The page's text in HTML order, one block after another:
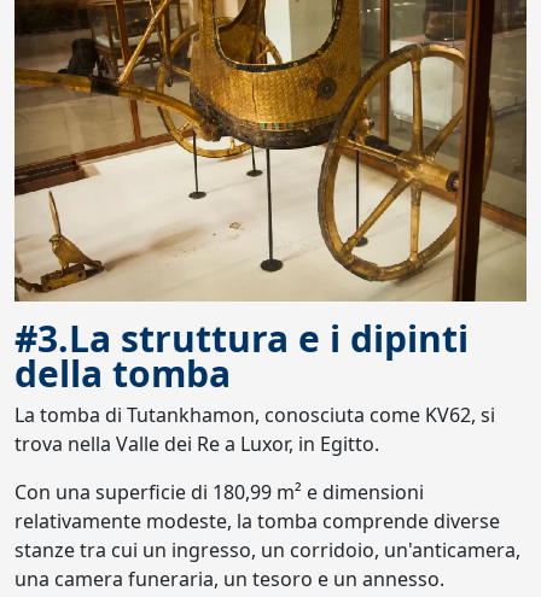
#3.La struttura e i dipinti
della tomba
La tomba di Tutankhamon, conosciuta come KV62, si
trova nella Valle dei Re a Luxor, in Egitto.
Con una superficie di 180,99 m² e dimensioni
relativamente modeste, la tomba comprende diverse
stanze tra cui un ingresso, un corridoio, un'anticamera,
una camera funeraria, un tesoro e un annesso.